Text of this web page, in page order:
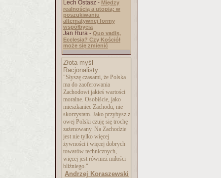
Lech Ostasz - Między
realnością a utopią: w
poszukiwaniu
alternatywnej formy
współbycia
Jan Rura - Quo vadis,
Ecclesia? Czy Kościół
może się zmienić
Złota myśl
Racjonalisty:
"Słyszę czasami, że Polska
ma do zaoferowania
Zachodowi jakieś wartości
moralne. Osobiście, jako
mieszkaniec Zachodu, nie
skorzystam. Jako przybysz z
owej Polski czuję się trochę
zażenowany. Na Zachodzie
jest nie tylko więcej
żywności i więcej dobrych
towarów technicznych,
więcej jest również miłości
bliźniego."
Andrzej Koraszewski